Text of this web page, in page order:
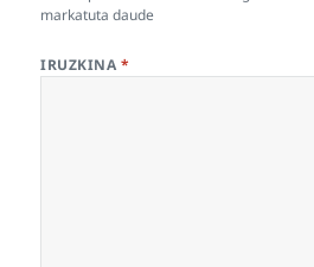
markatuta daude
IRUZKINA *